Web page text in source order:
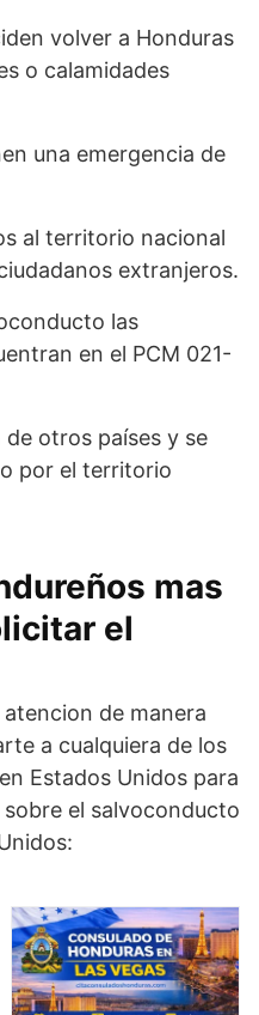
volver a Honduras
o calamidades
una emergencia de
al territorio nacional
extranjeros.
las
en el PCM 021-
de otros países y se
por el territorio
mas
el
de manera
a cualquiera de los
Estados Unidos para
el salvoconducto